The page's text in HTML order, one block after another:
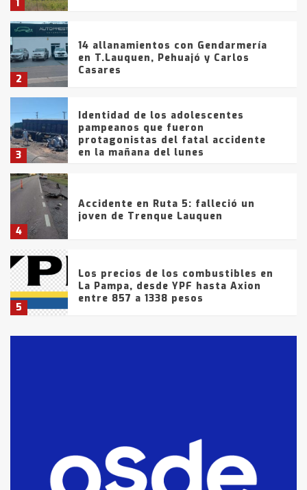
1
2
14 allanamientos con Gendarmería
en T.Lauquen, Pehuajó y Carlos
Casares
3
Identidad de los adolescentes
pampeanos que fueron
protagonistas del fatal accidente
en la mañana del lunes
4
Accidente en Ruta 5: falleció un
joven de Trenque Lauquen
5
Los precios de los combustibles en
La Pampa, desde YPF hasta Axion
entre 857 a 1338 pesos
fueron detenidos por
comercialización de drogas en la
tarde del sábado